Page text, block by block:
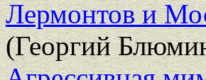
Лермонтов и
(Георгий